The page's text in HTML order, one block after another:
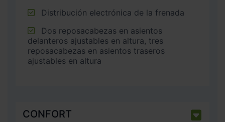
Distribución electrónica de la frenada
delanteros ajustables en altura, tres
reposacabezas en asientos traseros
ajustables en altura
CONFORT